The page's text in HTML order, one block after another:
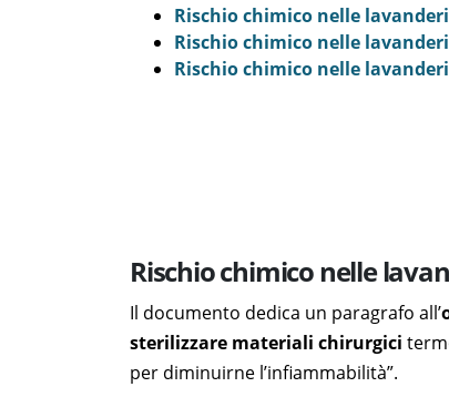
Rischio chimico nelle
Rischio chimico nelle
Rischio chimico nelle
Rischio chimico nelle
Il documento dedica un paragrafo all’
sterilizzare materiali chirurgici
per diminuirne l’infiammabilità”.